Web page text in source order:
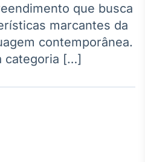
Os bastidores da
política em
tempo real
Energia
que busca
marcantes da
contemporânea.
categoria […]